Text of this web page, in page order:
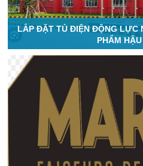
LẮP ĐẶT TỦ ĐIỆN ĐỘNG LỰC
PHẨM